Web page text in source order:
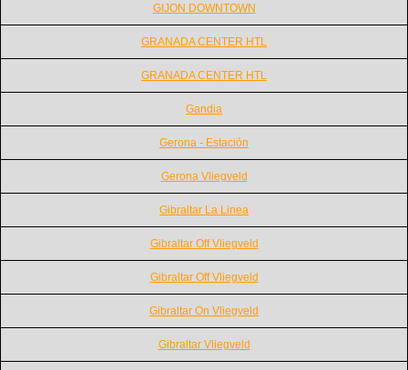
GIJON DOWNTOWN
GRANADA CENTER HTL
GRANADA CENTER HTL
Gandia
Gerona - Estación
Gerona Vliegveld
Gibraltar La Linea
Gibraltar Off Vliegveld
Gibraltar Off Vliegveld
Gibraltar On Vliegveld
Gibraltar Vliegveld